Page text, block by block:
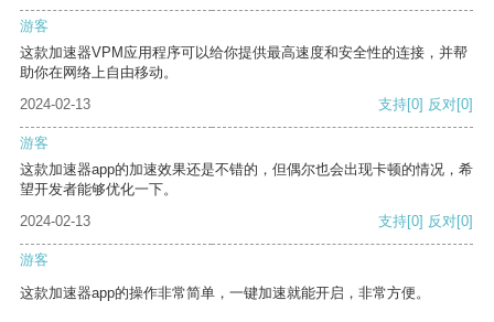
游客
这款加速器VPM应用程序可以给你提供最高速度和安全性的连接，并帮
助你在网络上自由移动。
2024-02-13
支持[0] 反对[0]
游客
这款加速器app的加速效果还是不错的，但偶尔也会出现卡顿的情况，希
望开发者能够优化一下。
2024-02-13
支持[0] 反对[0]
游客
这款加速器app的操作非常简单，一键加速就能开启，非常方便。